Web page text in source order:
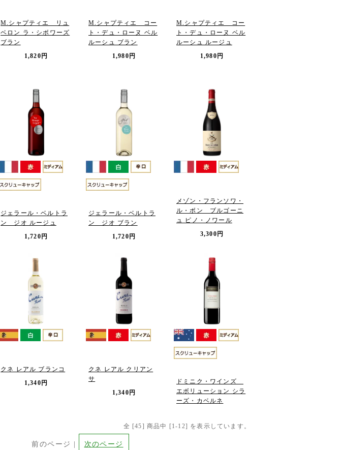
M.シャプティエ リュ
ベロン ラ・シボワーズ
ブラン
1,820円
M.シャプティエ コー
ト・デュ・ローヌ ベル
ルーシュ ブラン
1,980円
M.シャプティエ コー
ト・デュ・ローヌ ベル
ルーシュ ルージュ
1,980円
ジェラール・ベルトラ
ン ジオ ルージュ
1,720円
ジェラール・ベルトラ
ン ジオ ブラン
1,720円
メゾン・フランソワ・
ル・ボン ブルゴーニ
ュ ピノ・ノワール
3,300円
クネ レアル ブランコ
1,340円
クネ レアル クリアン
サ
1,340円
ドミニク・ワインズ
エボリューション シラ
ーズ・カベルネ
全 [45] 商品中 [1-12] を表示しています。
前のページ | 次のページ